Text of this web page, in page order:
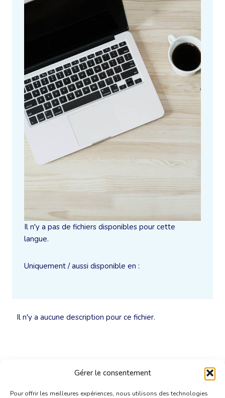
Gérer le consentement
Pour offrir les meilleures expériences, nous utilisons des technologies
Il n'y a aucune description pour ce fichier.
Il n'y a pas de fichiers disponibles pour cette
langue.
Uniquement / aussi disponible en :